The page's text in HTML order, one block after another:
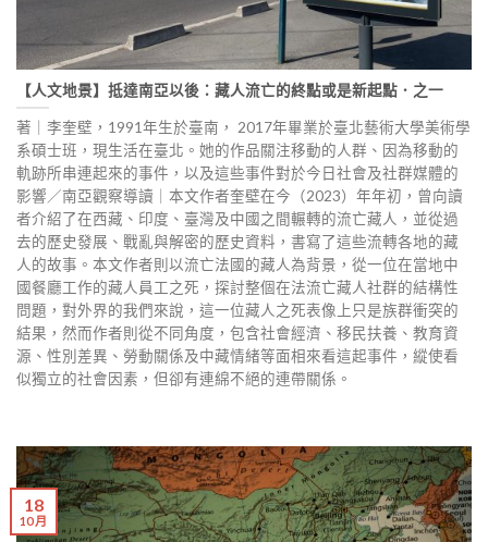
【人文地景】抵達南亞以後：藏人流亡的終點或是新起點．之一
著｜李奎壁，1991年生於臺南， 2017年畢業於臺北藝術大學美術學
系碩士班，現生活在臺北。她的作品關注移動的人群、因為移動的
軌跡所串連起來的事件，以及這些事件對於今日社會及社群媒體的
影響／南亞觀察導讀｜本文作者奎壁在今（2023）年年初，曾向讀
者介紹了在西藏、印度、臺灣及中國之間輾轉的流亡藏人，並從過
去的歷史發展、戰亂與解密的歷史資料，書寫了這些流轉各地的藏
人的故事。本文作者則以流亡法國的藏人為背景，從一位在當地中
國餐廳工作的藏人員工之死，探討整個在法流亡藏人社群的結構性
問題，對外界的我們來說，這一位藏人之死表像上只是族群衝突的
結果，然而作者則從不同角度，包含社會經濟、移民扶養、教育資
源、性別差異、勞動關係及中藏情緒等面相來看這起事件，縱使看
似獨立的社會因素，但卻有連綿不絕的連帶關係。
18
10 月